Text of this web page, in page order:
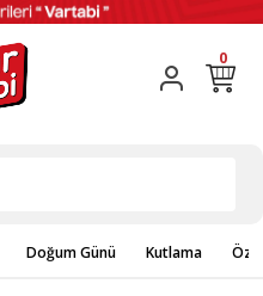
0
Doğum Günü Kutlama